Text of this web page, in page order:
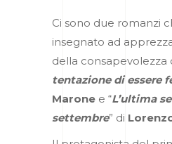
Ci sono due romanzi
insegnato ad
della consapevolezza
tentazione di essere
Marone e “L’ultima
settembre” di